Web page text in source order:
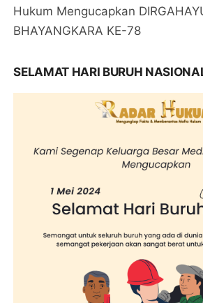
Hukum Mengucapkan
BHAYANGKARA KE-78
SELAMAT HARI BURUH